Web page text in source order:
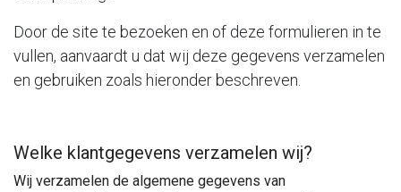
Door de site te bezoeken en of deze formulieren in te
vullen, aanvaardt u dat wij deze gegevens verzamelen
en gebruiken zoals hieronder beschreven.
Welke klantgegevens verzamelen wij?
Wij verzamelen de algemene gegevens van